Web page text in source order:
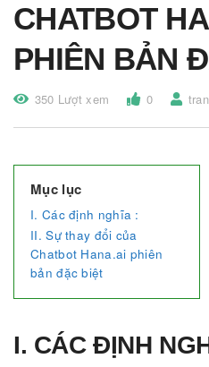
CHATBOT
PHIÊN BẢN
350 Lượt xem 0
Mục lục
I. Các định nghĩa :
II. Sự thay đổi của
Chatbot Hana.ai phiên
bản đặc biệt
I. CÁC ĐỊNH